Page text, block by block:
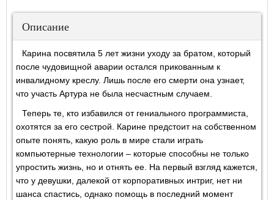
Описание
Карина посвятила 5 лет жизни уходу за братом, который
после чудовищной аварии остался прикованным к
инвалидному креслу. Лишь после его смерти она узнает,
что участь Артура не была несчастным случаем.
Теперь те, кто избавился от гениального программиста,
охотятся за его сестрой. Карине предстоит на собственном
опыте понять, какую роль в мире стали играть
компьютерные технологии – которые способны не только
упростить жизнь, но и отнять ее. На первый взгляд кажется,
что у девушки, далекой от корпоративных интриг, нет ни
шанса спастись, однако помощь в последний момент